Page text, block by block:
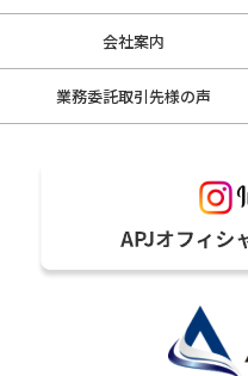
会社案内
業務委託取引先様の声